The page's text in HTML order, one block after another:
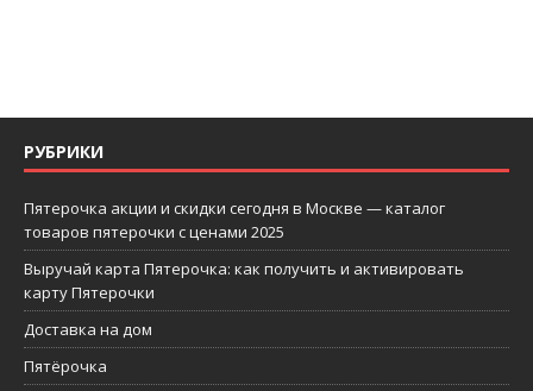
РУБРИКИ
Пятерочка акции и скидки сегодня в Москве — каталог
товаров пятерочки с ценами 2025
Выручай карта Пятерочка: как получить и активировать
карту Пятерочки
Доставка на дом
Пятёрочка